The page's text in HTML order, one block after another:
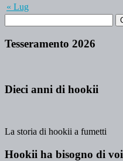
« Lug
Tesseramento 2026
Dieci anni di hookii
La storia di hookii a fumetti
Hookii ha bisogno di voi